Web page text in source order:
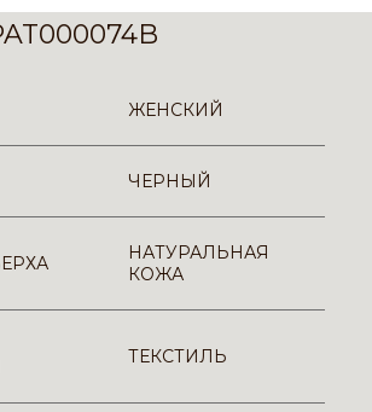
ЖЕНСКИЙ
ЧЕРНЫЙ
НАТУРАЛЬНАЯ
КОЖА
ТЕКСТИЛЬ